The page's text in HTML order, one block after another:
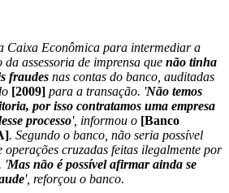
Caixa Econômica para intermediar a
assessoria de imprensa que não tinha
fraudes nas contas do banco, auditadas
[2009] para a transação. 'Não temos
por isso contratamos uma empresa
processo', informou o [Banco
. Segundo o banco, não seria possível
cruzadas feitas ilegalmente por
'Mas não é possível afirmar ainda se
', reforçou o banco.